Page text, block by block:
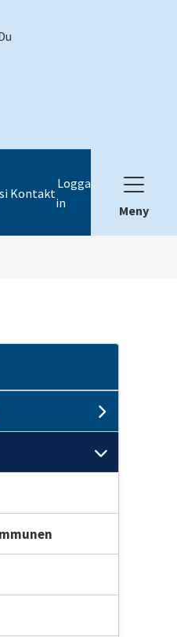
Kontakt
Logga
in
Meny